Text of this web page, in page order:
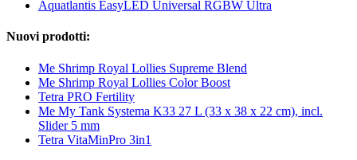
Aquatlantis EasyLED Universal RGBW Ultra
Nuovi prodotti:
Me Shrimp Royal Lollies Supreme Blend
Me Shrimp Royal Lollies Color Boost
Tetra PRO Fertility
Me My Tank Systema K33 27 L (33 x 38 x 22 cm), incl.
Slider 5 mm
Tetra VitaMinPro 3in1